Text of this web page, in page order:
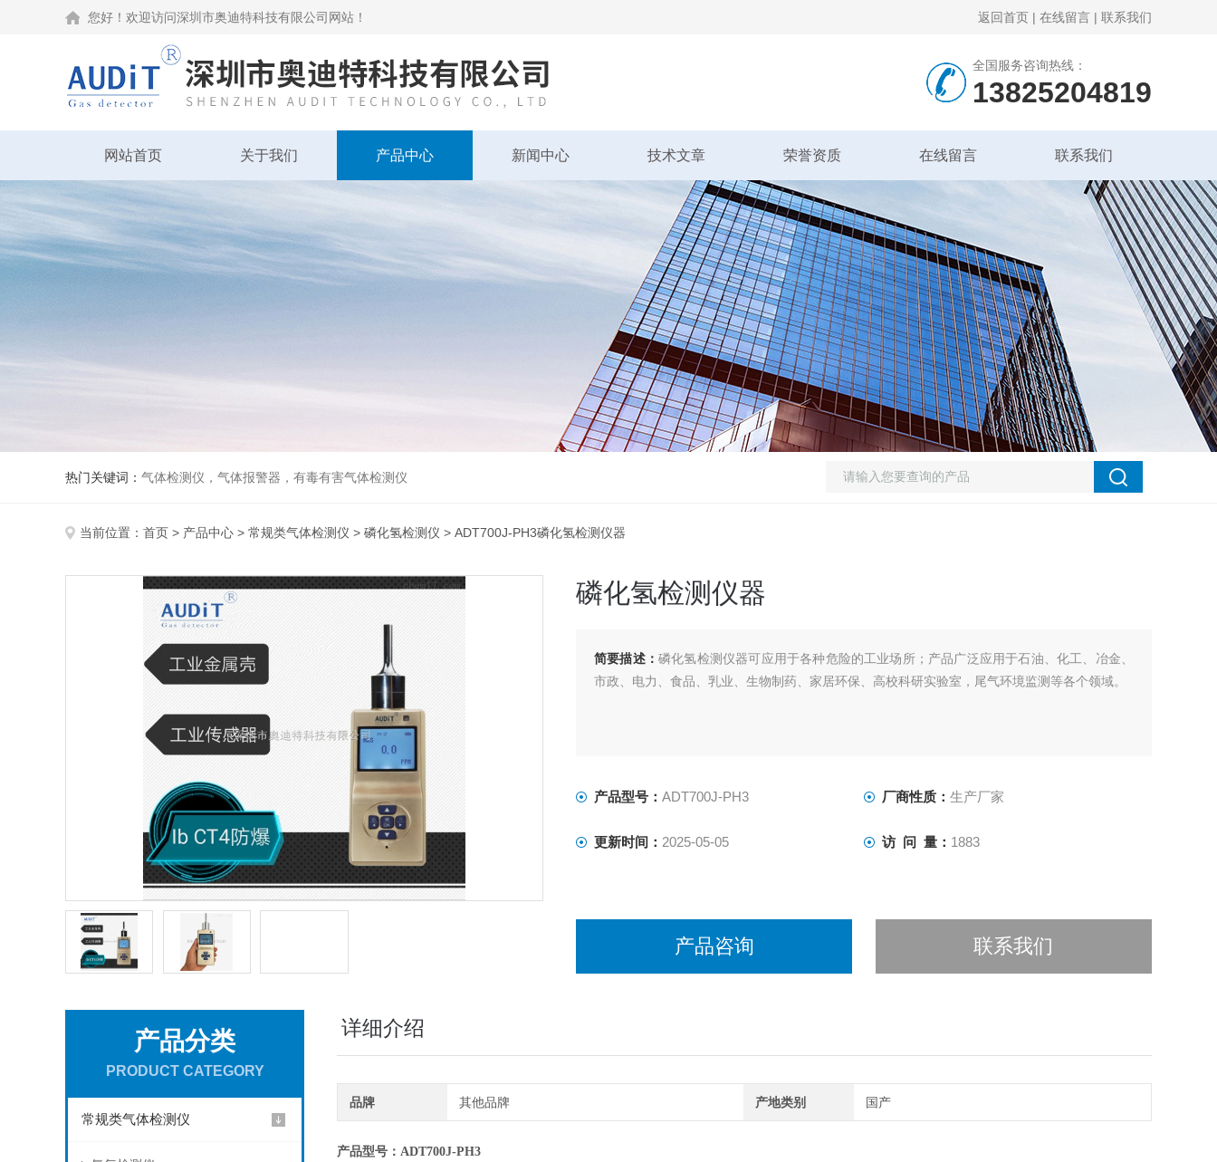
您好！欢迎访问深圳市奥迪特科技有限公司网站！ 返回首页 | 在线留言 | 联系我们
全国服务咨询热线：
13825204819
网站首页 关于我们 产品中心 新闻中心 技术文章 荣誉资质 在线留言 联系我们
热门关键词： 气体检测仪，气体报警器，有毒有害气体检测仪
当前位置： 首页 > 产品中心 > 常规类气体检测仪 > 磷化氢检测仪 > ADT700J-PH3磷化氢检测仪器
磷化氢检测仪器
简要描述： 磷化氢检测仪器可应用于各种危险的工业场所；产品广泛应用于石油、化工、冶金、
市政、电力、食品、乳业、生物制药、家居环保、高校科研实验室，尾气环境监测等各个领域。
产品型号： ADT700J-PH3 厂商性质： 生产厂家
更新时间： 2025-05-05 访 问 量： 1883
产品咨询 联系我们
产品分类
PRODUCT CATEGORY
常规类气体检测仪
详细介绍
品牌 其他品牌 产地类别 国产
产品型号 ：ADT700J-PH3